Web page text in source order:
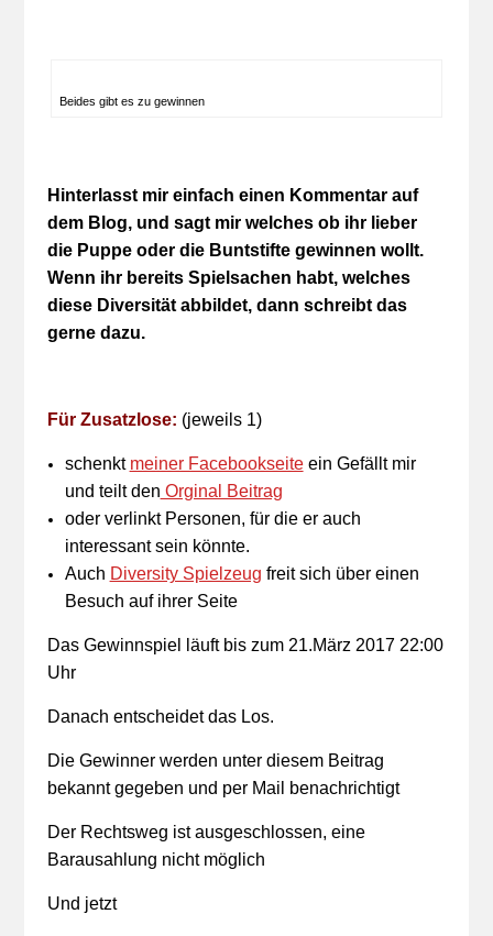
Beides gibt es zu gewinnen
Hinterlasst mir einfach einen Kommentar auf
dem Blog, und sagt mir welches ob ihr lieber
die Puppe oder die Buntstifte gewinnen wollt.
Wenn ihr bereits Spielsachen habt, welches
diese Diversität abbildet, dann schreibt das
gerne dazu.
Für Zusatzlose: (jeweils 1)
schenkt meiner Facebookseiteein Gefällt mir
und teilt den Orginal Beitrag
oder verlinkt Personen, für die er auch
interessant sein könnte.
Auch Diversity Spielzeug freit sich über einen
Besuch auf ihrer Seite
Das Gewinnspiel läuft bis zum 21.März 2017 22:00
Uhr
Danach entscheidet das Los.
Die Gewinner werden unter diesem Beitrag
bekannt gegeben und per Mail benachrichtigt
Der Rechtsweg ist ausgeschlossen, eine
Barausahlung nicht möglich
Und jetzt